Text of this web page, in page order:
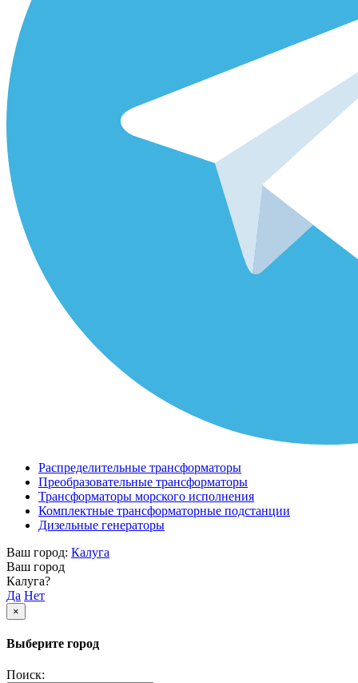
Распределительные трансформаторы
Преобразовательные трансформаторы
Трансформаторы морского исполнения
Комплектные трансформаторные подстанции
Дизельные генераторы
Ваш город: Калуга
Ваш город
Калуга?
Да Нет
×
Выберите город
Поиск: